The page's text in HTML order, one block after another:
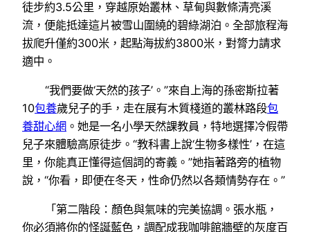
徒步約3.5公里，穿越原始叢林、草甸與數條清亮溪
流，便能抵達這片被雪山圍繞的碧綠湖泊。全部旅程海
拔爬升僅約300米，起點海拔約3800米，對膂力請求
適中。
“我們要做‘天然的孩子’。”來自上海的孫密斯拉著
10包養歲兒子的手，走在展有木質棧道的叢林路段包
養甜心網 。她是一名小學天然課教員，特地選擇冷假帶
兒子來體驗高原徒步。“教科書上說‘生物多樣性’，在這
里，你能真正懂得這個詞的寄義。”她指著路旁的植物
說，“你看，即便在冬天，性命仍然以各類情勢存在。”
「第二階段：顏色與氣味的完美協調。張水瓶，
你必須將你的怪誕藍色，調配成我咖啡館牆壁的灰度百